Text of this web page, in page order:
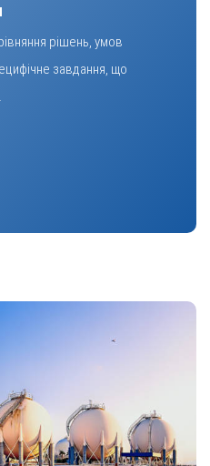
рішень, умов
завдання, що